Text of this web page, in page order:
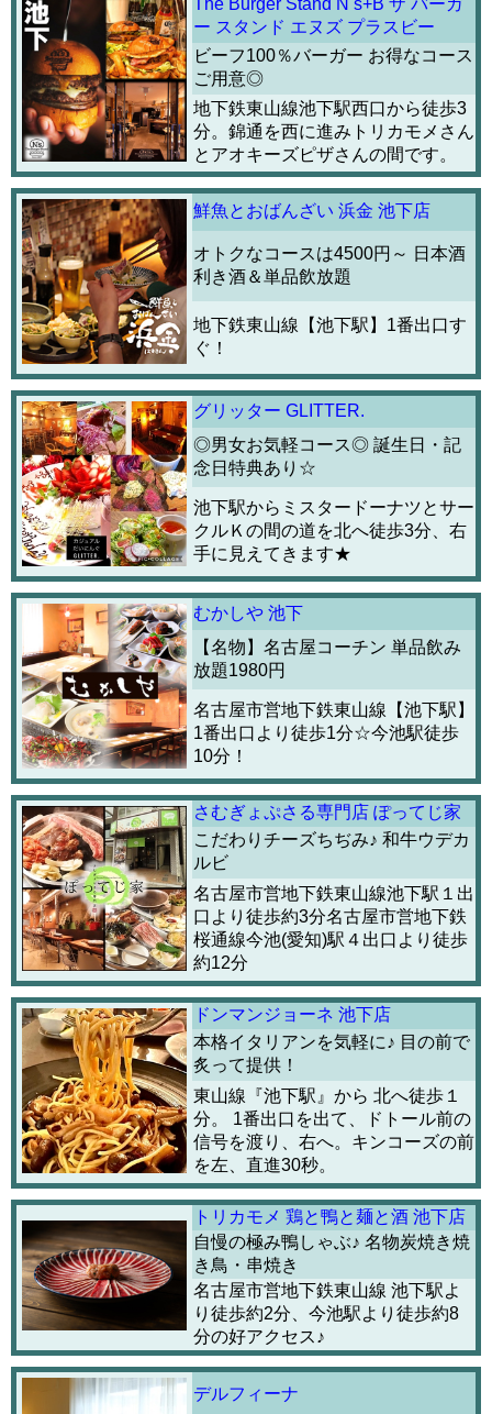
The Burger Stand N s+B ザ バーガ
ー スタンド エヌズ プラスビー
ビーフ100％バーガー お得なコース
ご用意◎
地下鉄東山線池下駅西口から徒歩3
分。錦通を西に進みトリカモメさん
とアオキーズピザさんの間です。
鮮魚とおばんざい 浜金 池下店
オトクなコースは4500円～ 日本酒
利き酒＆単品飲放題
地下鉄東山線【池下駅】1番出口す
ぐ！
グリッター GLITTER.
◎男女お気軽コース◎ 誕生日・記
念日特典あり☆
池下駅からミスタードーナツとサー
クルＫの間の道を北へ徒歩3分、右
手に見えてきます★
むかしや 池下
【名物】名古屋コーチン 単品飲み
放題1980円
名古屋市営地下鉄東山線【池下駅】
1番出口より徒歩1分☆今池駅徒歩
10分！
さむぎょぷさる専門店 ぽってじ家
こだわりチーズちぢみ♪ 和牛ウデカ
ルビ
名古屋市営地下鉄東山線池下駅１出
口より徒歩約3分名古屋市営地下鉄
桜通線今池(愛知)駅４出口より徒歩
約12分
ドンマンジョーネ 池下店
本格イタリアンを気軽に♪ 目の前で
炙って提供！
東山線『池下駅』から 北へ徒歩１
分。 1番出口を出て、ドトール前の
信号を渡り、右へ。キンコーズの前
を左、直進30秒。
トリカモメ 鶏と鴨と麺と酒 池下店
自慢の極み鴨しゃぶ♪ 名物炭焼き焼
き鳥・串焼き
名古屋市営地下鉄東山線 池下駅よ
り徒歩約2分、今池駅より徒歩約8
分の好アクセス♪
デルフィーナ